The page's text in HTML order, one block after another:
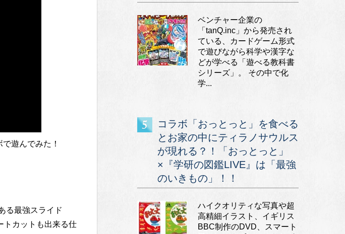
遊んでみた！
る最強スライド
トカットも出来る仕
ベンチャー企業の
「tanQ.inc」から発売され
ている、カードゲーム形式
で遊びながら科学や漢字な
どが学べる「遊べる教科書
シリーズ」。 その中で化
学...
コラボ「おっとっと」を食べる
とお家の中にティラノサウルス
が現れる？！「おっとっと」
×『学研の図鑑LIVE』は「最強
のいきもの」！！
ハイクオリティな写真や超
高精細イラスト、イギリス
BBC制作のDVD、スマート